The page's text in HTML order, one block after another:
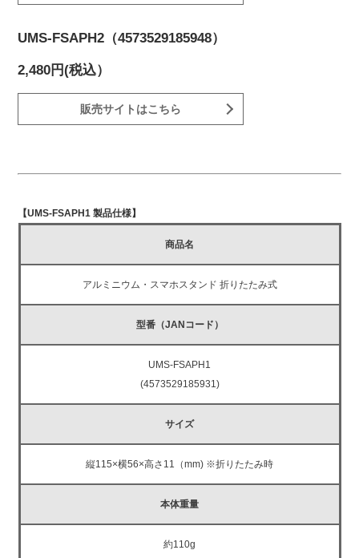
UMS-FSAPH2（4573529185948）
2,480円(税込）
販売サイトはこちら
【UMS-FSAPH1 製品仕様】
商品名
アルミニウム・スマホスタンド 折りたたみ式
型番（JANコード）
UMS-FSAPH1
(4573529185931)
サイズ
縦115×横56×高さ11（mm) ※折りたたみ時
本体重量
約110g